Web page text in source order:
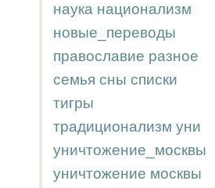
наука национализм
новые_переводы
православие разное
семья сны списки
тигры
традиционализм уни
уничтожение_москвы
уничтожение москвы